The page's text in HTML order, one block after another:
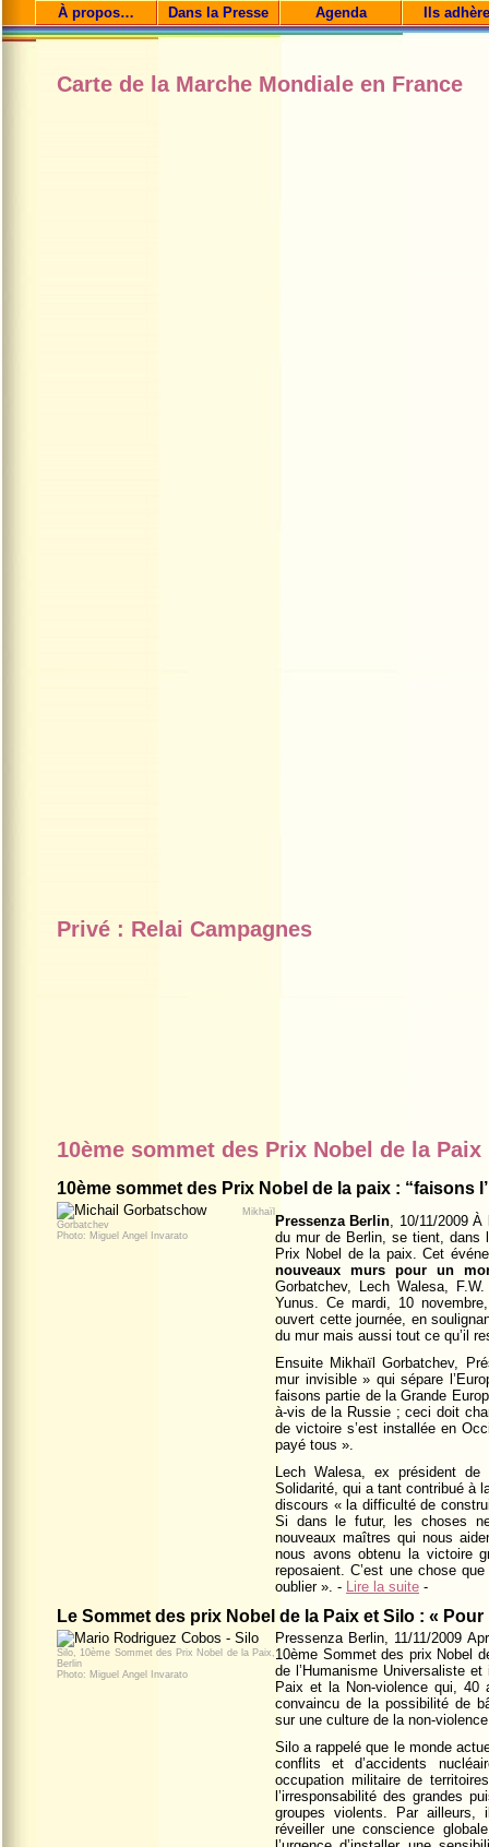
À propos… Dans la Presse Agenda Ils
Carte de la Marche Mondiale en France
Privé : Relai Campagnes
10ème sommet des Prix Nobel de la Paix
10ème sommet des Prix Nobel de la paix : “faisons
Mikhaïl
Gorbatchev
Photo: Miguel Angel Invarato
Pressenza Berlin 10/11/2009À
du mur de Berlin, se tient, dans
Prix Nobel de la paix. Cet
nouveaux murs pour un
Gorbatchev, Lech Walesa,
Yunus. Ce mardi , 10 novembre
ouvert cette journée, en
du mur mais aussi tout ce qu’il
Ensuite Mikhaïl Gorbatchev,
mur invisible » qui sépare
faisons partie de la Grande
à-vis de la Russie ; ceci doit
de victoire s’est installée en
payé tous ».
Lech Walesa, ex président
Solidarité, qui a tant contribué à
discours « la difficulté de
Si dans le futur, les choses
nouveaux maîtres qui nous
nous avons obtenu la victoire
reposaient. C’est une chose
oublier ». -
Lire la suite -
Le Sommet des prix Nobel de la Paix et Silo : «
Silo, 10ème Sommet des Prix Nobel de la Paix,
Berlin
Photo: Miguel Angel Invarato
Pressenza Berlin, 11/11/2009
10ème Sommet des prix Nobel
de l’Humanisme Universaliste
Paix et la Non-violence qui, 40
convaincu de la possibilité de
sur une culture de la non-
Silo a rappelé que le monde
conflits et d’accidents
occupation militaire de
l’irresponsabilité des grandes
groupes violents. Par
réveiller une conscience